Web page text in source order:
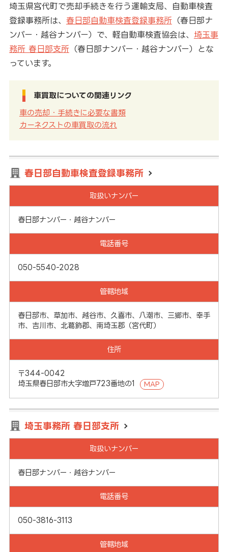
埼玉県宮代町で売却手続きを行う運輸支局、自動車検査
登録事務所は、 春日部自動車検査登録事務所（春日部ナ
ンバー・越谷ナンバー）で、軽自動車検査協会は、 埼玉事
務所 春日部支所（春日部ナンバー・越谷ナンバー）とな
っています。
車買取についての関連リンク
車の売却・手続きに必要な書類
カーネクストの車買取の流れ
春日部自動車検査登録事務所
取扱いナンバー
春日部ナンバー・越谷ナンバー
電話番号
050-5540-2028
管轄地域
春日部市、草加市、越谷市、久喜市、八潮市、三郷市、幸手
市、吉川市、北葛飾郡、南埼玉郡（宮代町）
住所
〒344-0042
埼玉県春日部市大字増戸723番地の1
MAP
埼玉事務所 春日部支所
取扱いナンバー
春日部ナンバー・越谷ナンバー
電話番号
050-3816-3113
管轄地域